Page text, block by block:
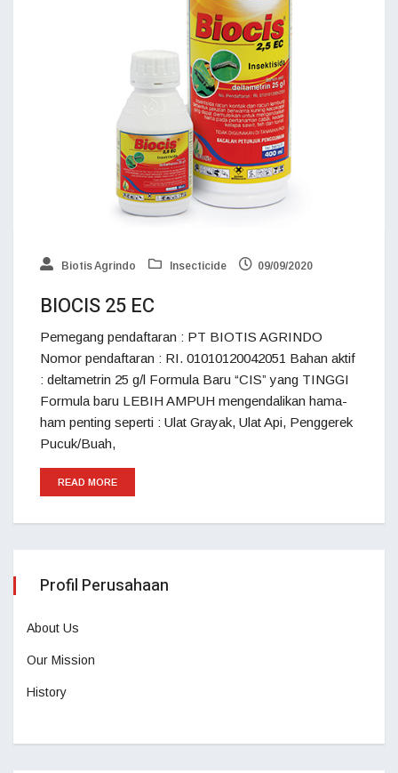
Biotis Agrindo Insecticide 09/09/2020
BIOCIS 25 EC
Pemegang pendaftaran : PT BIOTIS AGRINDO
Nomor pendaftaran : RI. 01010120042051 Bahan aktif
: deltametrin 25 g/l Formula Baru “CIS” yang TINGGI
Formula baru LEBIH AMPUH mengendalikan hama-
ham penting seperti : Ulat Grayak, Ulat Api, Penggerek
Pucuk/Buah,
READ MORE
Profil Perusahaan
About Us
Our Mission
History